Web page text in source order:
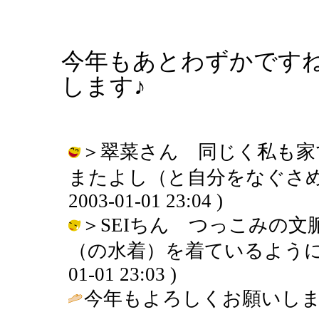
今年もあとわずかです
します♪
＞翠菜さん 同じく私も家
またよし（と自分をなぐさ
2003-01-01 23:04 )
＞SEIちん つっこみの文
（の水着）を着ているよう
01-01 23:03 )
今年もよろしくお願い